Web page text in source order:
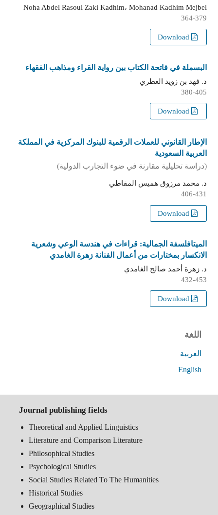
Noha Abdel Rasoul Zaki Kadhim، Mohanad Kadhim Mejbel
364-379
البسملة في فاتحة الكتاب بين رواية القراء ومذاهب الفقهاء
د. فهد بن زويد العطري
380-405
Download
الإطار القانوني للعملات الرقمية للبنوك المركزية في المملكة
العربية السعودية
(دراسة تحليلية مقارنة في ضوء التجارب الدولية)
د. محمد مرزوق هميس المقاطي
406-431
الميتافلسفة الجمالية: قراءات في هندسة الوعي وشعرية
الانكسار بمختارات من أعمال الفنانة زهرة الغامدي
د. زهرة أحمد صالح الغامدي
432-453
Download
اللغة
العربية
English
Journal publishing fields
Theoretical and Applied Linguistics
Literature and Comparison Literature
Philosophical Studies
Psychological Studies
Social Studies Related To The Humanities
Historical Studies
Geographical Studies